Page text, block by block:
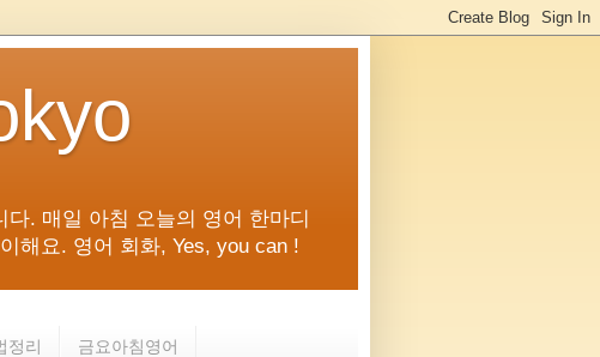
. 매일 아침 오늘의 영어 한마디
해요. 영어 회화, Yes, you can !
정리 금요아침영어